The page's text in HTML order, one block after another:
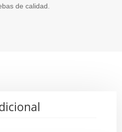
de calidad.